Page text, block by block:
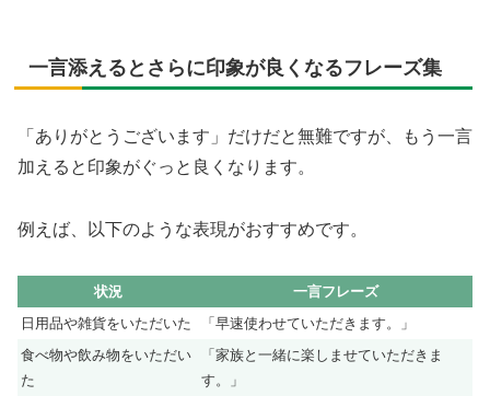
一言添えるとさらに印象が良くなるフレーズ集
「ありがとうございます」だけだと無難ですが、もう一言
加えると印象がぐっと良くなります。
例えば、以下のような表現がおすすめです。
状況
一言フレーズ
日用品や雑貨をいただいた
「早速使わせていただきます。」
食べ物や飲み物をいただい
た
「家族と一緒に楽しませていただきま
す。」